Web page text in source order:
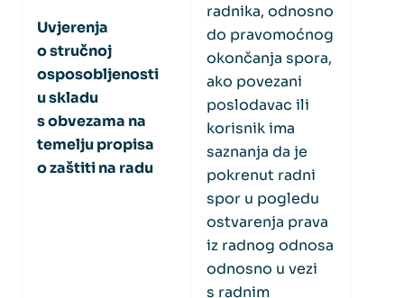
Uvjerenja
o stručnoj
osposobljenosti
u skladu
s obvezama na
temelju propisa
o zaštiti na radu
radnika, odnosno
do pravomoćnog
okončanja spora,
ako povezani
poslodavac ili
korisnik ima
saznanja da je
pokrenut radni
spor u pogledu
ostvarenja prava
iz radnog odnosa
odnosno u vezi
s radnim